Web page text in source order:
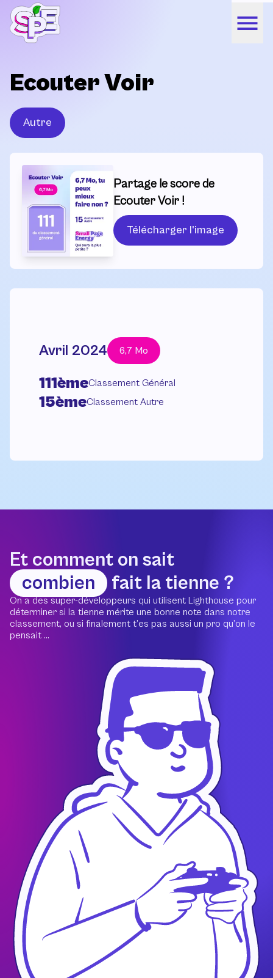
Ecouter Voir
Autre
Partage le score de
Ecouter Voir !
Télécharger l'image
Avril 2024 6,7 Mo
111èmeClassement Général
15èmeClassement Autre
Et comment on sait
combien
fait la tienne ?
On a des super-développeurs qui utilisent Lighthouse pour
déterminer si la tienne mérite une bonne note dans notre
classement, ou si finalement t’es pas aussi un pro qu’on le
pensait ...